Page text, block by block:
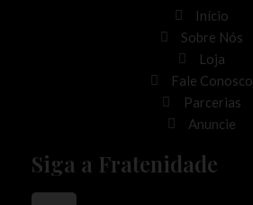
Início
Sobre Nós
Loja
Fale Conosco
Parcerias
Anuncie
Siga a Fratenidade